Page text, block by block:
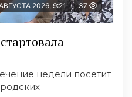
2026, 9:21 37
недели посетит